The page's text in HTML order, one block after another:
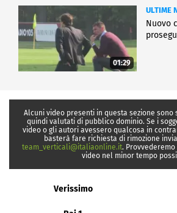
01:29
ULTIME
Nuovo
Alcuni video presenti in questa sezione
quindi valutati di pubblico dominio. Se i
video o gli autori avessero qualcosa in
basterà fare richiesta di rimozione
team_verticali@italiaonline.it.
video nel minor tempo
Verissimo